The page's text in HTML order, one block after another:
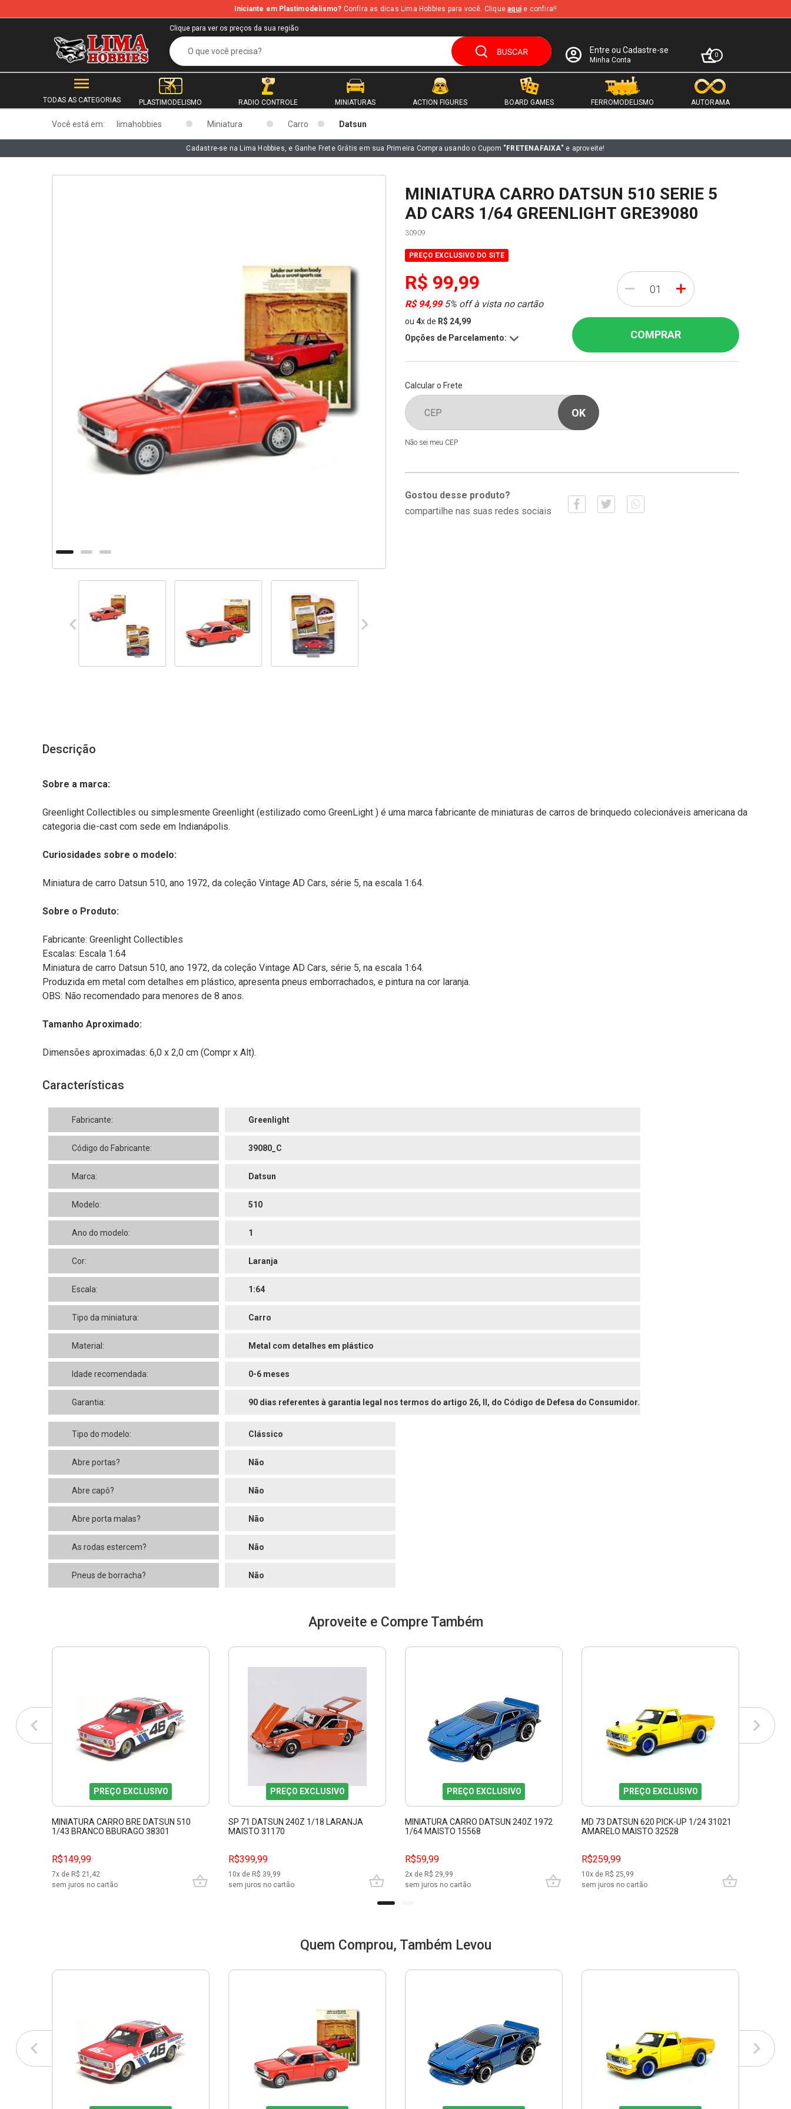
b
Iniciante em Plastimodelismo? Confira as dicas Lima Hobbies para você. Cliqueaqui e confira!!
Clique para ver os preços da sua região
Entre ou Cadastre-se
Minha Conta
0
TODAS AS CATEGORIAS PLASTIMODELISMO RADIO CONTROLE MINIATURAS ACTION FIGURES BOARD GAMES FERROMODELISMO AUTORAMA
Você está em: limahobbies Miniatura Carro Datsun
Cadastre-se na Lima Hobbies, e Ganhe Frete Grátis em sua Primeira Compra usando o Cupom "FRETENAFAIXA" e aproveite!
MINIATURA CARRO DATSUN 510 SERIE 5
AD CARS 1/64 GREENLIGHT GRE39080
30909
PREÇO EXCLUSIVO DO SITE
R$ 99,99
R$ 94,995% off à vista no cartão
ou 4xde R$ 24,99
Opções de Parcelamento:
- +
COMPRAR
Calcular o Frete
Não sei meu CEP
Gostou desse produto?
compartilhe nas suas redes sociais
Descrição
Sobre a marca:
Greenlight Collectibles ou simplesmente Greenlight (estilizado como GreenLight ) é uma marca fabricante de miniaturas de carros de brinquedo colecionáveis americana da
categoria die-cast com sede em Indianápolis.
Curiosidades sobre o modelo:
Miniatura de carro Datsun 510, ano 1972, da coleção Vintage AD Cars, série 5, na escala 1:64.
Sobre o Produto:
Fabricante: Greenlight Collectibles
Escalas: Escala 1:64
Miniatura de carro Datsun 510, ano 1972, da coleção Vintage AD Cars, série 5, na escala 1:64.
Produzida em metal com detalhes em plástico, apresenta pneus emborrachados, e pintura na cor laranja.
OBS: Não recomendado para menores de 8 anos.
Tamanho Aproximado:
Dimensões aproximadas: 6,0 x 2,0 cm (Compr x Alt).
Características
Fabricante: Greenlight
Código do Fabricante: 39080_C
Marca: Datsun
Modelo: 510
Ano do modelo: 1
Cor: Laranja
Escala: 1:64
Tipo da miniatura: Carro
Material: Metal com detalhes em plástico
Idade recomendada: 0-6 meses
Garantia: 90 dias referentes à garantia legal nos termos do artigo 26, II, do Código de Defesa do Consumidor.
Tipo do modelo: Clássico
Abre portas? Não
Abre capô? Não
Abre porta malas? Não
As rodas estercem? Não
Pneus de borracha? Não
Aproveite e Compre Também
PREÇO EXCLUSIVO
MINIATURA CARRO BRE DATSUN 510
1/43 BRANCO BBURAGO 38301
R$149,99
7x de R$ 21,42
sem juros no cartão
PREÇO EXCLUSIVO
SP 71 DATSUN 240Z 1/18 LARANJA
MAISTO 31170
R$399,99
10x de R$ 39,99
sem juros no cartão
PREÇO EXCLUSIVO
MINIATURA CARRO DATSUN 240Z 1972
1/64 MAISTO 15568
R$59,99
2x de R$ 29,99
sem juros no cartão
PREÇO EXCLUSIVO
MD 73 DATSUN 620 PICK-UP 1/24 31021
AMARELO MAISTO 32528
R$259,99
10x de R$ 25,99
sem juros no cartão
Quem Comprou, Também Levou